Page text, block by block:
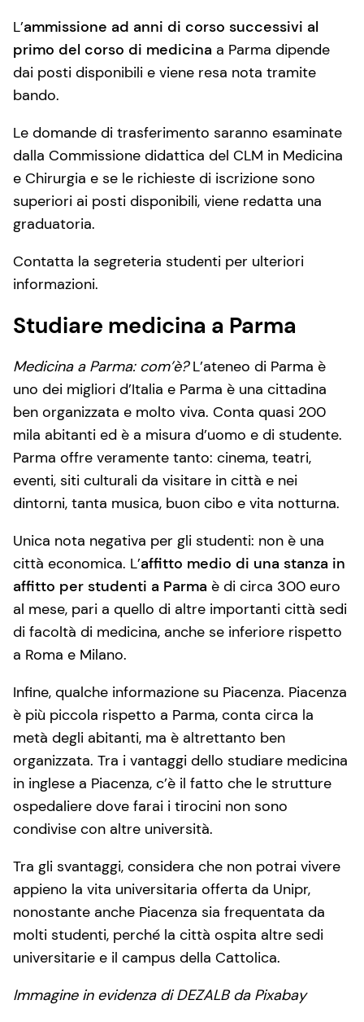
L’ammissione ad anni di corso successivi al
primo del corso di medicina a Parma dipende
dai posti disponibili e viene resa nota tramite
bando.
Le domande di trasferimento saranno esaminate
dalla Commissione didattica del CLM in Medicina
e Chirurgia e se le richieste di iscrizione sono
superiori ai posti disponibili, viene redatta una
graduatoria.
Contatta la segreteria studenti per ulteriori
informazioni.
Studiare medicina a Parma
Medicina a Parma: com’è?L’ateneo di Parma è
uno dei migliori d’Italia e Parma è una cittadina
ben organizzata e molto viva. Conta quasi 200
mila abitanti ed è a misura d’uomo e di studente.
Parma offre veramente tanto: cinema, teatri,
eventi, siti culturali da visitare in città e nei
dintorni, tanta musica, buon cibo e vita notturna.
Unica nota negativa per gli studenti: non è una
città economica. L’affitto medio di una stanza in
affitto per studenti a Parma è di circa 300 euro
al mese, pari a quello di altre importanti città sedi
di facoltà di medicina, anche se inferiore rispetto
a Roma e Milano.
Infine, qualche informazione su Piacenza. Piacenza
è più piccola rispetto a Parma, conta circa la
metà degli abitanti, ma è altrettanto ben
organizzata. Tra i vantaggi dello studiare medicina
in inglese a Piacenza, c’è il fatto che le strutture
ospedaliere dove farai i tirocini non sono
condivise con altre università.
Tra gli svantaggi, considera che non potrai vivere
appieno la vita universitaria offerta da Unipr,
nonostante anche Piacenza sia frequentata da
molti studenti, perché la città ospita altre sedi
universitarie e il campus della Cattolica.
Immagine in evidenza di DEZALB da Pixabay